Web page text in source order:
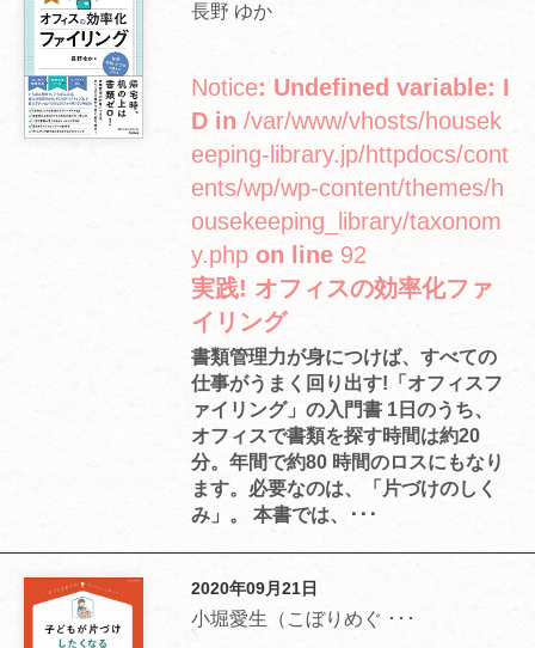
長野 ゆか
Notice: Undefined variable: I
D in /var/www/vhosts/housek
eeping-library.jp/httpdocs/cont
ents/wp/wp-content/themes/h
ousekeeping_library/taxonom
y.php on line 92
実践! オフィスの効率化ファ
イリング
書類管理力が身につけば、すべての
仕事がうまく回り出す!「オフィスフ
ァイリング」の入門書 1日のうち、
オフィスで書類を探す時間は約20
分。年間で約80 時間のロスにもなり
ます。必要なのは、「片づけのしく
み」。 本書では、･･･
2020年09月21日
小堀愛生（こぼりめぐ ･･･